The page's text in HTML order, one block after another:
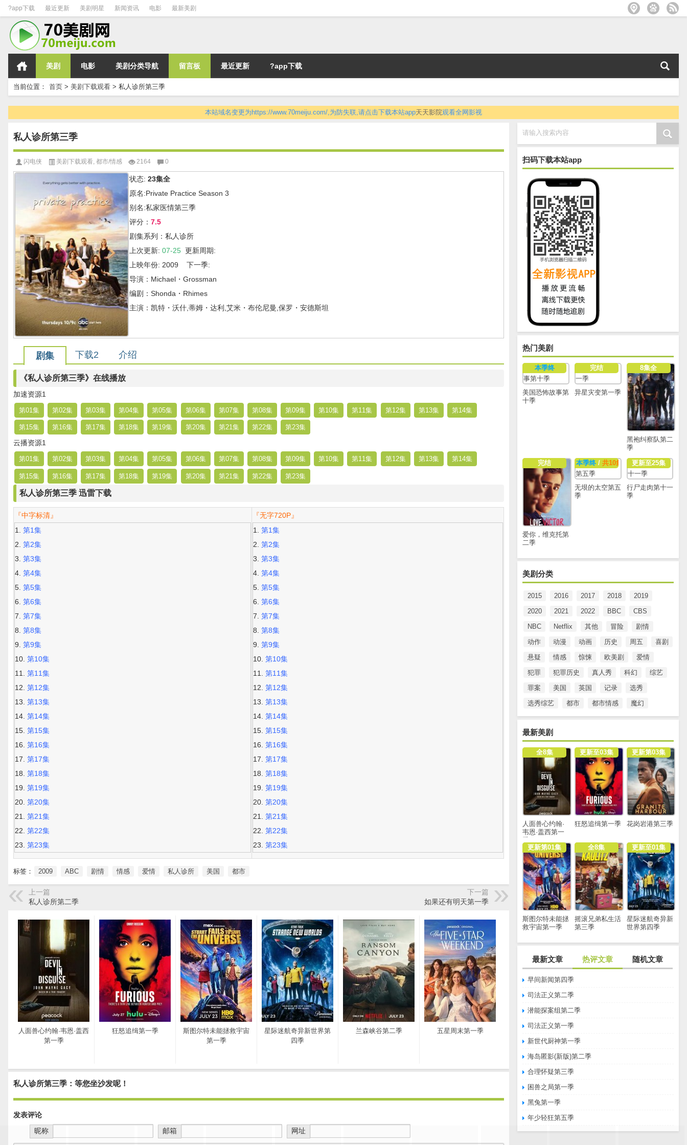
?app下载 最近更新 美剧明星 新闻资讯 电影 最新美剧
美剧 电影 美剧分类导航 留言板 最近更新 ?app下载
当前位置： 首页 > 美剧下载观看 > 私人诊所第三季
本站域名变更为https://www.70meiju.com/,为防失联,请点击下载本站app天天影院观看全网影视
请输入搜索内容
扫码下载本站app
热门美剧
本季终
美国恐怖故事第
十季
完结
异星灾变第一季
8集全
黑袍纠察队第二
季
完结
爱你，维克托第
二季
本季终/ 共10集
无垠的太空第五
季
更新至25集
行尸走肉第十一
季
美剧分类
2015 2016 2017 2018
2019
2020
2021 2022 BBC
CBS
NBC
Netflix 其他 冒险
剧情
动作
动漫 动画 历史 周五
喜剧
悬疑
情感 惊悚 欧美剧
爱情
犯罪
犯罪历史 真人秀 科幻
综艺
罪案
美国 英国 记录
选秀
选秀综艺
都市 都市情感 魔幻
最新美剧
全8集
人面兽心约翰·
韦恩·盖西第一
季
更新至03集
狂怒追缉第一季
更新第03集
花岗岩港第三季
更新第01集
斯图尔特未能拯
救宇宙第一季
全8集
摇滚兄弟私生活
第三季
更新至01集
星际迷航奇异新
世界第四季
最新文章 热评文章 随机文章
早间新闻第四季
司法正义第二季
潜能探案组第二季
司法正义第一季
新世代厨神第一季
海岛匿影(新版)第二季
合理怀疑第三季
困兽之局第一季
黑兔第一季
年少轻狂第五季
私人诊所第三季
闪电侠 美剧下载观看 都市/情感 2164 0
状态: 23集全
原名:Private Practice Season 3
别名:私家医情第三季
评分： 7.5
剧集系列：私人诊所
上次更新: 07-25 更新周期:
上映年份: 2009 下一季:
导演：Michael・Grossman
编剧：Shonda・Rhimes
主演：凯特・沃什,蒂姆・达利,艾米・布伦尼曼,保罗・安德斯坦
剧集 下载2 介绍
《私人诊所第三季》在线播放
加速资源1
第01集 第02集 第03集 第04集 第05集 第06集 第07集 第08集 第09集 第10集 第11集 第12集 第13集 第14集
第15集 第16集 第17集 第18集 第19集 第20集 第21集 第22集 第23集
云播资源1
第01集 第02集 第03集 第04集 第05集 第06集 第07集 第08集 第09集 第10集 第11集 第12集 第13集 第14集
第15集 第16集 第17集 第18集 第19集 第20集 第21集 第22集 第23集
私人诊所第三季 迅雷下载
『中字标清』
第1集
第2集
第3集
第4集
第5集
第6集
第7集
第8集
第9集
第10集
第11集
第12集
第13集
第14集
第15集
第16集
第17集
第18集
第19集
第20集
第21集
第22集
第23集
『无字720P』
第1集
第2集
第3集
第4集
第5集
第6集
第7集
第8集
第9集
第10集
第11集
第12集
第13集
第14集
第15集
第16集
第17集
第18集
第19集
第20集
第21集
第22集
第23集
标签： 2009 ABC 剧情 情感 爱情 私人诊所 美国 都市
上一篇
私人诊所第二季
下一篇
如果还有明天第一季
人面兽心约翰·韦恩·盖西
第一季
狂怒追缉第一季
斯图尔特未能拯救宇宙
第一季
星际迷航奇异新世界第
四季
兰森峡谷第二季 五星周末第一季
私人诊所第三季：等您坐沙发呢！
发表评论
昵称
邮箱 网址